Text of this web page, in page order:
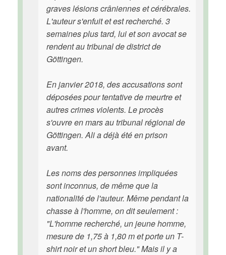
graves lésions crâniennes et cérébrales.
L'auteur s'enfuit et est recherché. 3
semaines plus tard, lui et son avocat se
rendent au tribunal de district de
Göttingen.
En janvier 2018, des accusations sont
déposées pour tentative de meurtre et
autres crimes violents. Le procès
s'ouvre en mars au tribunal régional de
Göttingen. Ali a déjà été en prison
avant.
Les noms des personnes impliquées
sont inconnus, de même que la
nationalité de l'auteur. Même pendant la
chasse à l'homme, on dit seulement :
"L'homme recherché, un jeune homme,
mesure de 1,75 à 1,80 m et porte un T-
shirt noir et un short bleu." Mais il y a